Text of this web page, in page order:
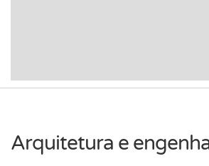
Arquitetura e